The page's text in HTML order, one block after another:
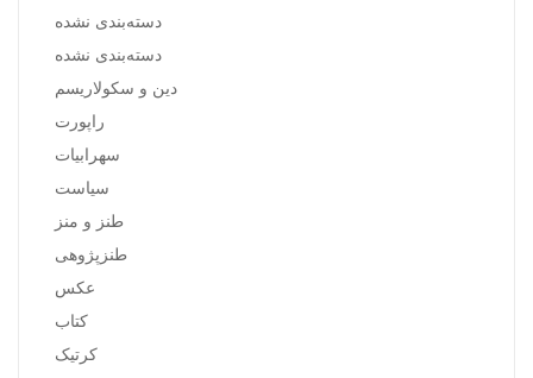
دسته‌بندی نشده
دسته‌بندی نشده
دین و سکولاریسم
راپورت
سهرابیات
سیاست
طنز و منز
طنزپژوهی
عکس
کتاب
کرتیک